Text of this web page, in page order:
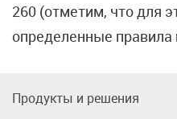
260 (отметим, что для
определенные правила
Продукты и решения